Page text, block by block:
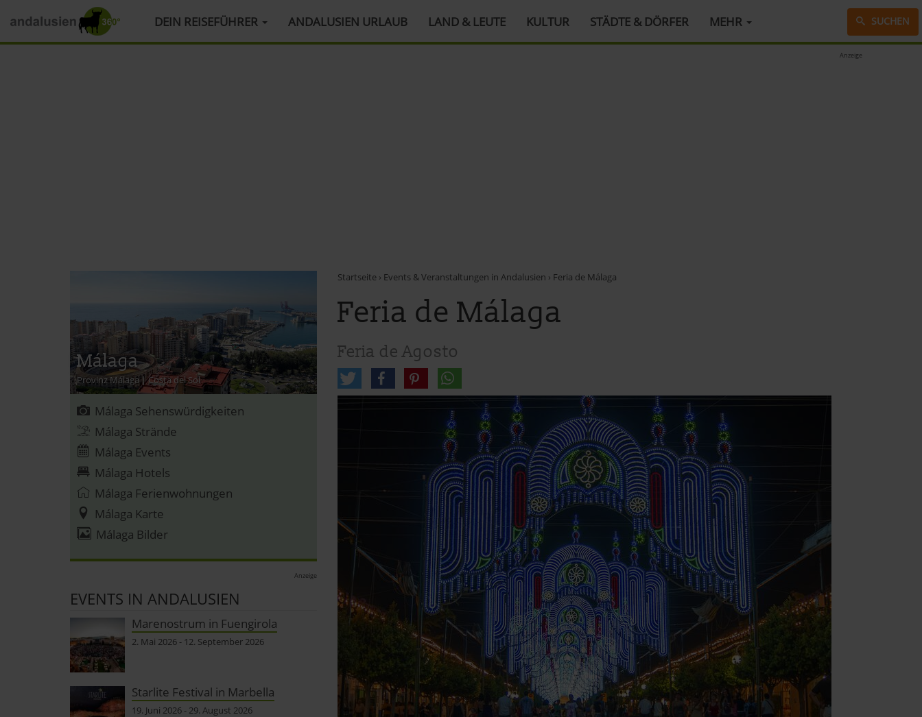
HAUPTMENÜ DEIN REISEFÜHRER ANDALUSIEN URLAUB LAND & LEUTE KULTUR STÄDTE & DÖRFER MEHR SUCHEN
Anzeige
Startseite › Events & Veranstaltungen in Andalusien › Feria de Málaga
Feria de Málaga
Feria de Agosto
Málaga
Provinz Málaga|Costa del Sol
Málaga Sehenswürdigkeiten
Málaga Strände
Málaga Events
Málaga Hotels
Málaga Ferienwohnungen
Málaga Karte
Málaga Bilder
Anzeige
EVENTS IN ANDALUSIEN
Marenostrum in Fuengirola
2. Mai 2026 - 12. September 2026
Starlite Festival in Marbella
19. Juni 2026 - 29. August 2026